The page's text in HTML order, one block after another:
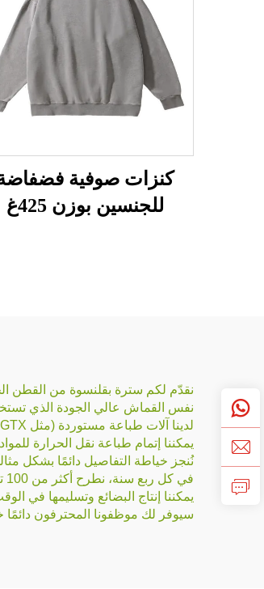
كنزات صوفية
للجنسين بوزن 425غ
نقدّم لكم سترة بقلنسوة من القطن الخالص 425 جرام، بياقة دائرية، تُجسّد أسلوبًا مستوحى من الطراز الكلاسيكي
نفس القماش عالي الجودة الذي تستخدمه أبرز
لدينا آلات طباعة مستوردة (مثل Brother GTX...) بالإضافة إلى آلات طباعة صينية الصنع.
يمكننا إتمام طباعة نقل الحرارة
نُنجز خياطة التفاصيل دائمًا بشكل
في كل ربع سنة، نطرح أكثر من 100 تصميم جديد يجمع بين اتجاهات السوق.
يمكننا إنتاج البضائع وتسليمها في
سيوفر لك موظفونا المحترفون دائمًا